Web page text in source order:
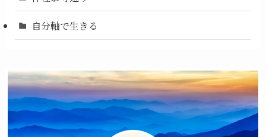
自分軸で生きる